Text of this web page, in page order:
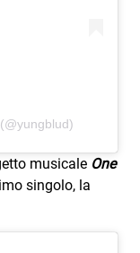
musicale One
singolo, la